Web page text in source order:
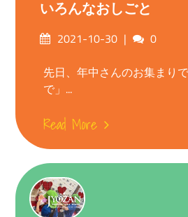
いろんなおしごと
Posted2021-10-30
0
先日、年中さんのお集まり
で」...
Read More